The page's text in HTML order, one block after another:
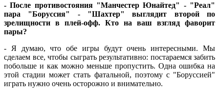
- После противостояния "Манчестер Юнайтед" - "Реал"
пара "Боруссия" - "Шахтер" выглядит второй по
зрелищности в плей-офф. Кто на ваш взгляд фаворит
пары?
- Я думаю, что обе игры будут очень интересными. Мы
сделаем все, чтобы сыграть результативно: постараемся забить
побольше и как можно меньше пропустить. Одна ошибка на
этой стадии может стать фатальной, поэтому с "Боруссией"
играть нужно очень осторожно и внимательно.